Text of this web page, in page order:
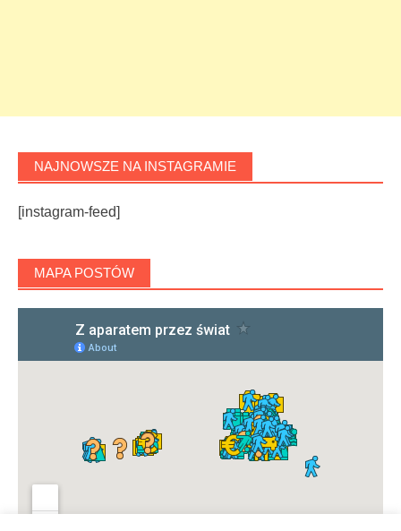
NAJNOWSZE NA INSTAGRAMIE
[instagram-feed]
MAPA POSTÓW